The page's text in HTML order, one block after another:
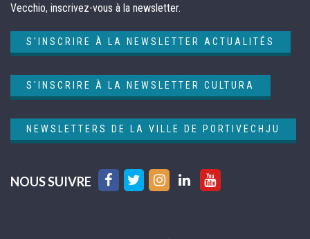
Vecchio, inscrivez-vous à la newsletter.
S'INSCRIRE À LA NEWSLETTER ACTUALITÉS
S'INSCRIRE À LA NEWSLETTER CULTURA
NEWSLETTERS DE LA VILLE DE PORTIVECHJU
NOUS SUIVRE
Lien
Lien
Lien
Lien